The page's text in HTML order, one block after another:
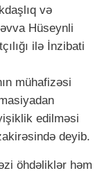
və
Hüseynli
ilə İnzibati
mühafizəsi
edilməsi
deyib.
öhdəliklər həm